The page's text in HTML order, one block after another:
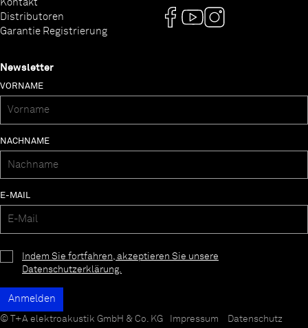
Kontakt
Distributoren
Garantie Registrierung
Newsletter
VORNAME
NACHNAME
E-MAIL
Indem Sie fortfahren, akzeptieren Sie unsere
Datenschutzerklärung.
© T+A elektroakustik GmbH & Co. KG Impressum Datenschutz